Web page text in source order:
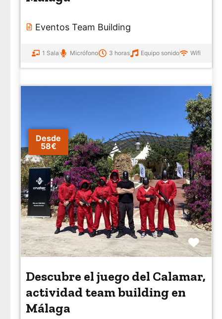
Eventos Team Building
1 Sala Micrófono 3 horas Equipo sonido Wifi
Desde
58€
Descubre el juego del Calamar,
actividad team building en
Málaga